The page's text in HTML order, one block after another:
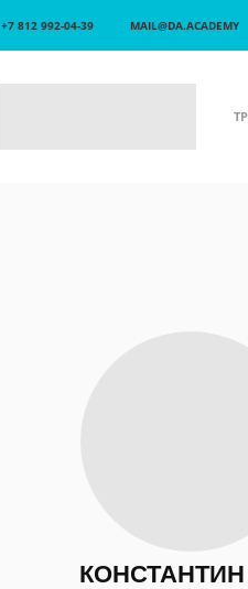
+7 812 992-04-39 MAIL@DA.ACADEMY